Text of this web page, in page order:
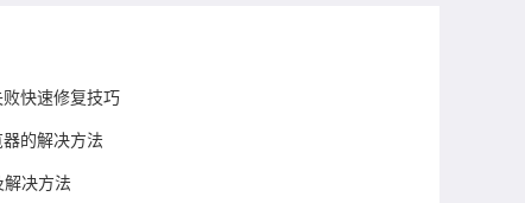
快速修复技巧
的解决方法
决方法